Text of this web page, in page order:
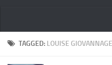
ACTUALITÉ
TAGGED: LOUISE